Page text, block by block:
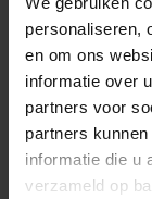
personaliseren,
en om ons
informatie over
partners voor
partners
informatie die u
verzameld op
3.
Let
Je